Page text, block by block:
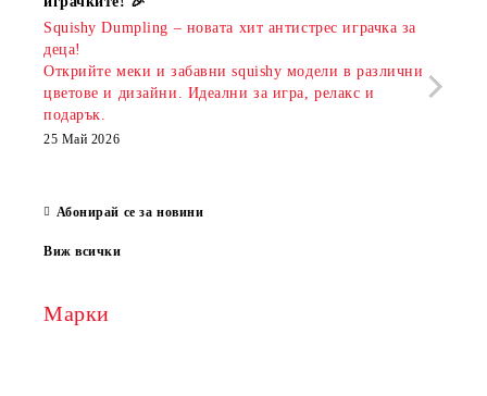
Squishy Dumpling – новата хит антистрес играчка за
деца!
Открийте меки и забавни squishy модели в различни
цветове и дизайни. Идеални за игра, релакс и
подарък.
25 Май 2026
Абонирай се за новини
Виж всички
Марки